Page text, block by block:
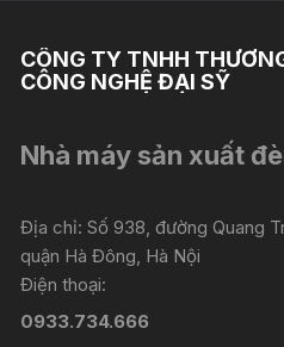
CÔNG TY TNHH
CÔNG NGHỆ ĐẠI SỸ
Nhà máy sản xuất
Địa chỉ: Số 938, đường Quang
quận Hà Đông, Hà Nội
Điện thoại:
0933.734.666